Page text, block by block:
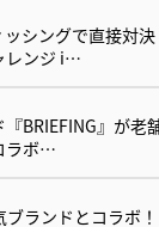
シングで直接対決
レンジ i…
BRIEFING』が老
ラボ…
ブランドとコラボ